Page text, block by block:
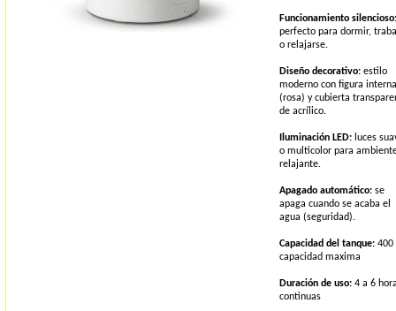
Funcionamiento silencioso:
perfecto para dormir,
o relajarse.
Diseño decorativo: estilo
moderno con figura interna
(rosa) y cubierta
de acrílico.
Iluminación LED: luces
o multicolor para
relajante.
Apagado automático: se
apaga cuando se acaba el
agua (seguridad).
Capacidad del tanque: 400
capacidad maxima
Duración de uso: 4 a 6
continuas